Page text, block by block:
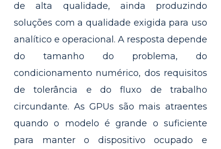
de alta qualidade, ainda produzindo
soluções com a qualidade exigida para uso
analítico e operacional. A resposta depende
do tamanho do problema, do
condicionamento numérico, dos requisitos
de tolerância e do fluxo de trabalho
circundante. As GPUs são mais atraentes
quando o modelo é grande o suficiente
para manter o dispositivo ocupado e